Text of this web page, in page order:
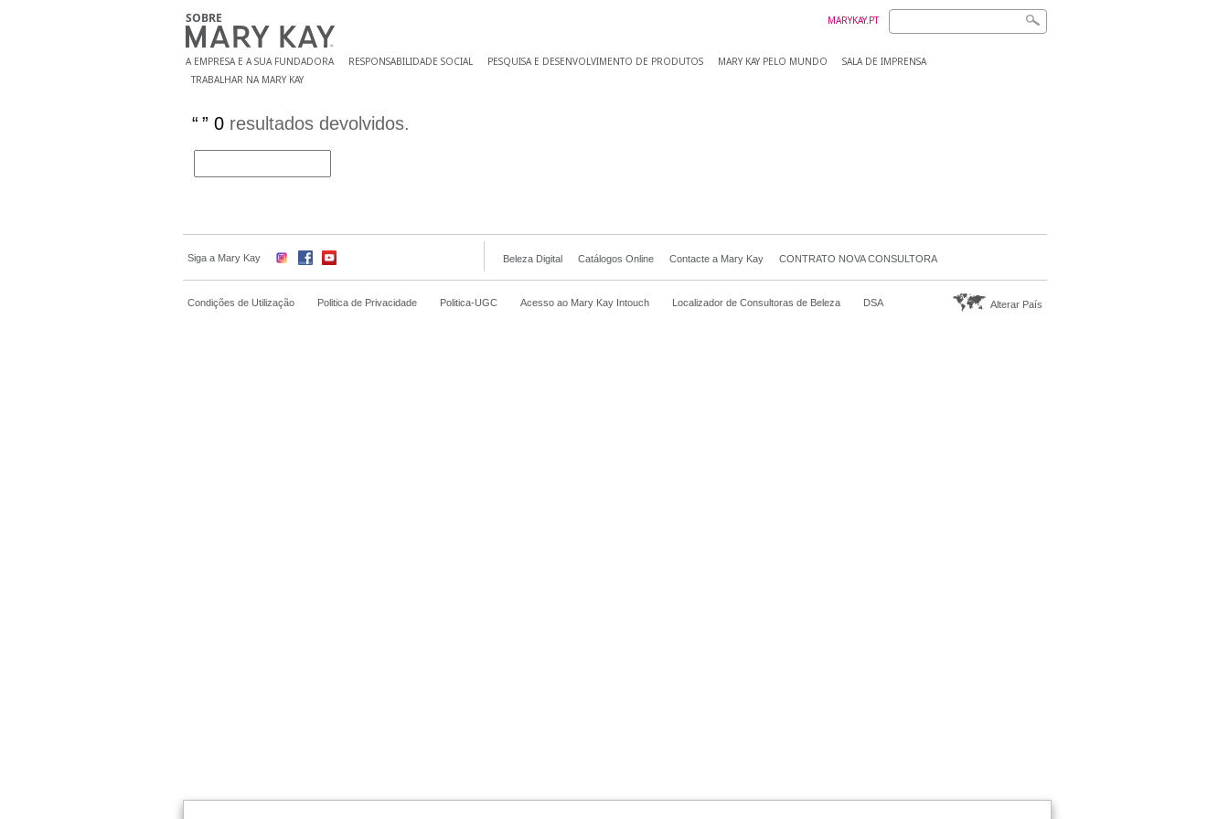
A EMPRESA E A SUA FUNDADORA RESPONSABILIDADE SOCIAL PESQUISA E DESENVOLVIMENTO DE PRODUTOS MARY KAY PELO MUNDO
SALA DE IMPRENSA
TRABALHAR NA MARY KAY
MARYKAY.PT
0resultados devolvidos.
Siga a Mary Kay Beleza Digital Catálogos Online Contacte a Mary Kay CONTRATO NOVA CONSULTORA
Condições de Utilização Politica de Privacidade Politica-UGC Acesso ao Mary Kay Intouch Localizador de Consultoras de Beleza DSA Alterar País